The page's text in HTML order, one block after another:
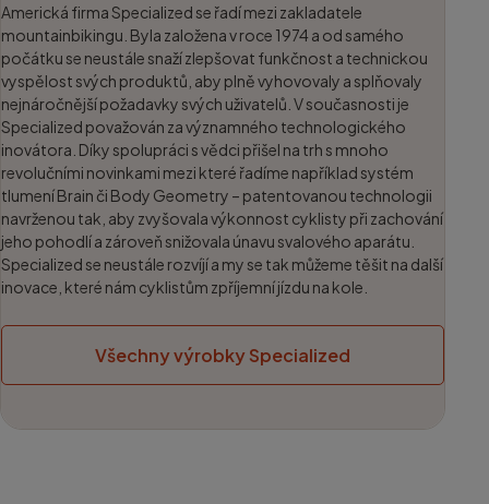
Americká firma Specialized se řadí mezi zakladatele
mountainbikingu. Byla založena v roce 1974 a od samého
počátku se neustále snaží zlepšovat funkčnost a technickou
vyspělost svých produktů, aby plně vyhovovaly a splňovaly
nejnáročnější požadavky svých uživatelů. V současnosti je
Specialized považován za významného technologického
inovátora. Díky spolupráci s vědci přišel na trh s mnoho
revolučními novinkami mezi které řadíme například systém
tlumení Brain či Body Geometry – patentovanou technologii
navrženou tak, aby zvyšovala výkonnost cyklisty při zachování
jeho pohodlí a zároveň snižovala únavu svalového aparátu.
Specialized se neustále rozvíjí a my se tak můžeme těšit na další
inovace, které nám cyklistům zpříjemní jízdu na kole.
Všechny výrobky Specialized